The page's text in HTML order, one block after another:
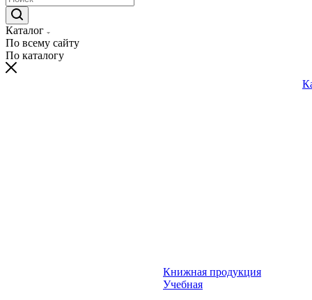
Каталог
По всему сайту
По каталогу
Книжная продукция
Учебная